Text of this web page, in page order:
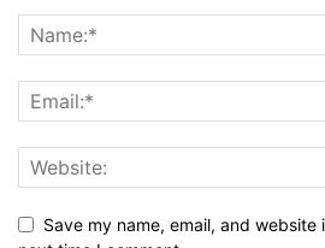
Save my name, email, and